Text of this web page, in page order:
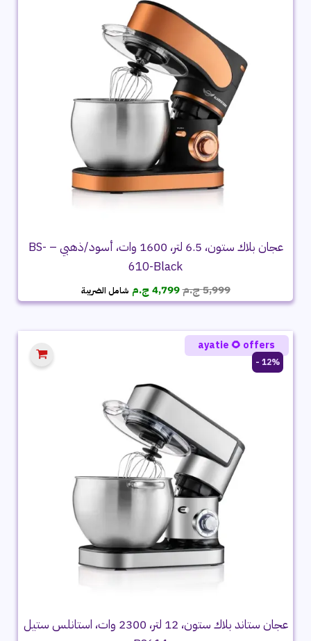
عجان بلاك ستون، 6.5 لتر، 1600 وات، أسود/ذهبي – BS-
610-Black
5,999ج.مالسعر
الأصلي
5,999 ج.م.
4,799 ج.م السعر
الحالي
4,799 ج.م.
شامل الضريبة
12% -
عجان ستاند بلاك ستون، 12 لتر، 2300 وات، استانلس ستيل
ayatie 🌻 offers